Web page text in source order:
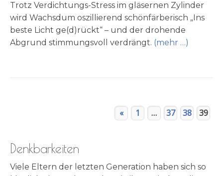
Trotz Ver­­­dich­tungs-Stress im glä­sernen Zylin­der
wird Wachs­dum oszil­lie­rend schön­fär­be­risch „Ins
beste Licht ge(d)rückt“ – und der dro­hende
Abgrund stim­mungs­voll ver­drängt. (mehr …)
« 1 … 37 38 39
Denkbarkeiten
Viele Eltern der letzten Generation haben sich so